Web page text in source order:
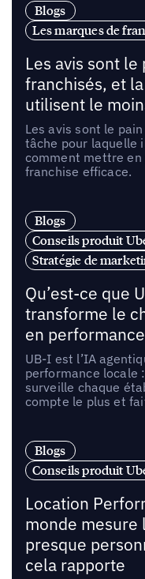
Blogs
Les marques de
Les avis sont
franchisés, et
utilisent le
Les avis sont le
tâche pour laquelle
comment mettre en
franchise efficace.
Blogs
Conseils produit
Stratégie de
Qu’est-ce que
transforme le
en
UB-I est l’IA
performance locale
surveille chaque
compte le plus et
Blogs
Conseils produit
Location
monde mesure
presque
cela rapporte